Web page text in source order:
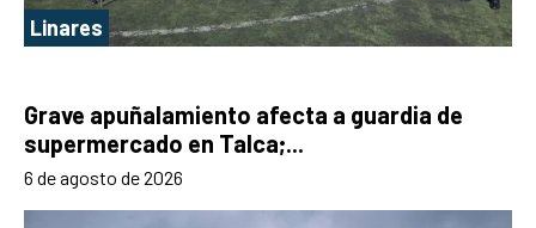
Linares
Grave apuñalamiento afecta a guardia de
supermercado en Talca;...
6 de agosto de 2026